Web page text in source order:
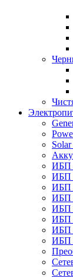
ИБП
ИБП
ИБП
ИБП
ИБП
ИБП
ИБП
ИБП